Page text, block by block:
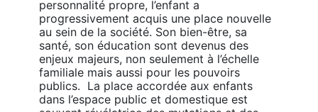
personnalité propre, l’enfant a
progressivement acquis une place nouvelle
au sein de la société. Son bien-être, sa
santé, son éducation sont devenus des
enjeux majeurs, non seulement à l’échelle
familiale mais aussi pour les pouvoirs
publics.  La place accordée aux enfants
dans l’espace public et domestique est